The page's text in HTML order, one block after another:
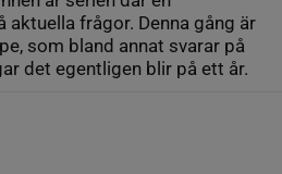
frågor. Denna gång är
som bland annat svarar på
det egentligen blir på ett år.